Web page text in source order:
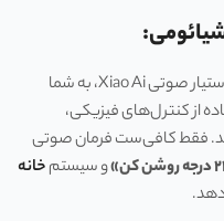
عینک هوشمند شیائومی با پشتیبانی از دستیار صوتی Xiao Ai، به شما
از کنترل‌های فیزیکی،
فقط کافی‌ست فرمان صوتی
درجه روشن کن»و سیستمخانه